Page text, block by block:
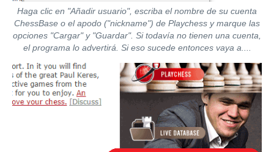
Haga clic en "Añadir usuario", escriba el nombre de su cuenta
ChessBase o el apodo ("nickname") de Playchess y marque las
opciones "Cargar" y "Guardar". Si todavía no tienen una cuenta,
el programa lo advertirá. Si eso sucede entonces vaya a....